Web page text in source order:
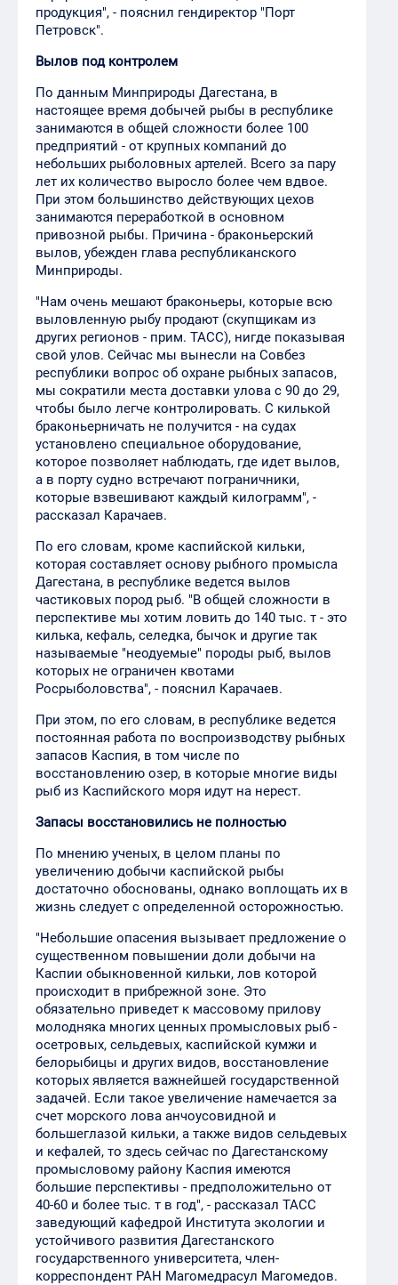
продукция", - пояснил гендиректор "Порт
Петровск".
Вылов под контролем
По данным Минприроды Дагестана, в
настоящее время добычей рыбы в республике
занимаются в общей сложности более 100
предприятий - от крупных компаний до
небольших рыболовных артелей. Всего за пару
лет их количество выросло более чем вдвое.
При этом большинство действующих цехов
занимаются переработкой в основном
привозной рыбы. Причина - браконьерский
вылов, убежден глава республиканского
Минприроды.
"Нам очень мешают браконьеры, которые всю
выловленную рыбу продают (скупщикам из
других регионов - прим. ТАСС), нигде показывая
свой улов. Сейчас мы вынесли на Совбез
республики вопрос об охране рыбных запасов,
мы сократили места доставки улова с 90 до 29,
чтобы было легче контролировать. С килькой
браконьерничать не получится - на судах
установлено специальное оборудование,
которое позволяет наблюдать, где идет вылов,
а в порту судно встречают пограничники,
которые взвешивают каждый килограмм", -
рассказал Карачаев.
По его словам, кроме каспийской кильки,
которая составляет основу рыбного промысла
Дагестана, в республике ведется вылов
частиковых пород рыб. "В общей сложности в
перспективе мы хотим ловить до 140 тыс. т - это
килька, кефаль, селедка, бычок и другие так
называемые "неодуемые" породы рыб, вылов
которых не ограничен квотами
Росрыболовства", - пояснил Карачаев.
При этом, по его словам, в республике ведется
постоянная работа по воспроизводству рыбных
запасов Каспия, в том числе по
восстановлению озер, в которые многие виды
рыб из Каспийского моря идут на нерест.
Запасы восстановились не полностью
По мнению ученых, в целом планы по
увеличению добычи каспийской рыбы
достаточно обоснованы, однако воплощать их в
жизнь следует с определенной осторожностью.
"Небольшие опасения вызывает предложение о
существенном повышении доли добычи на
Каспии обыкновенной кильки, лов которой
происходит в прибрежной зоне. Это
обязательно приведет к массовому прилову
молодняка многих ценных промысловых рыб -
осетровых, сельдевых, каспийской кумжи и
белорыбицы и других видов, восстановление
которых является важнейшей государственной
задачей. Если такое увеличение намечается за
счет морского лова анчоусовидной и
большеглазой кильки, а также видов сельдевых
и кефалей, то здесь сейчас по Дагестанскому
промысловому району Каспия имеются
большие перспективы - предположительно от
40-60 и более тыс. т в год", - рассказал ТАСС
заведующий кафедрой Института экологии и
устойчивого развития Дагестанского
государственного университета, член-
корреспондент РАН Магомедрасул Магомедов.